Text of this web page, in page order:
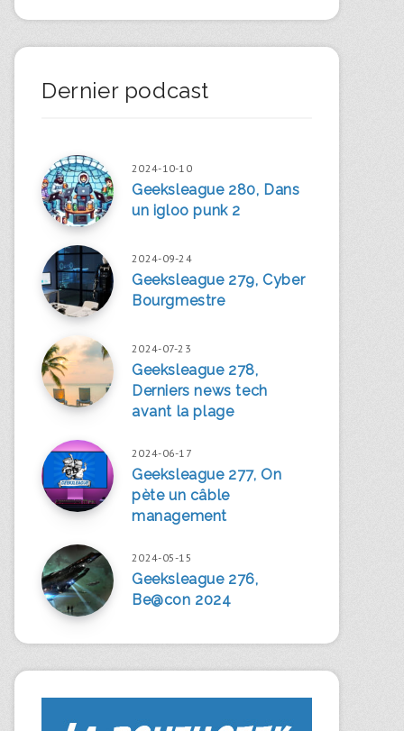
Dernier podcast
2024-10-10
Geeksleague 280, Dans
un igloo punk 2
2024-09-24
Geeksleague 279, Cyber
Bourgmestre
2024-07-23
Geeksleague 278,
Derniers news tech
avant la plage
2024-06-17
Geeksleague 277, On
pète un câble
management
2024-05-15
Geeksleague 276,
Be@con 2024